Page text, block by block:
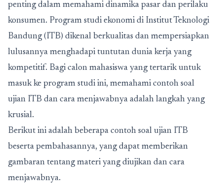
penting dalam memahami dinamika pasar dan perilaku
konsumen. Program studi ekonomi di Institut Teknologi
Bandung (ITB) dikenal berkualitas dan mempersiapkan
lulusannya menghadapi tuntutan dunia kerja yang
kompetitif. Bagi calon mahasiswa yang tertarik untuk
masuk ke program studi ini, memahami contoh soal
ujian ITB dan cara menjawabnya adalah langkah yang
krusial.
Berikut ini adalah beberapa contoh soal ujian ITB
beserta pembahasannya, yang dapat memberikan
gambaran tentang materi yang diujikan dan cara
menjawabnya.